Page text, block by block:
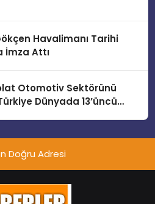
Havalimanı Tarihi
İmza Attı
Otomotiv Sektörünü
Dünyada 13’üncü
Doğru Adresi